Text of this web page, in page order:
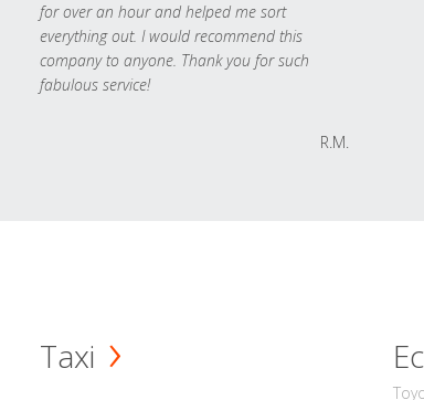
for over an hour and helped me sort
everything out. I would recommend this
company to anyone. Thank you for such
fabulous service!
R.M.
Taxi